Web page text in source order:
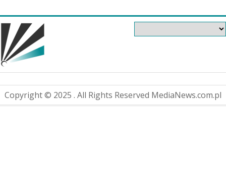
Copyright © 2025 . All Rights Reserved MediaNews.com.pl